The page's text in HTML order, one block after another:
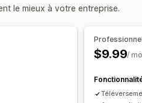
le mieux à votre entreprise.
$9.99/